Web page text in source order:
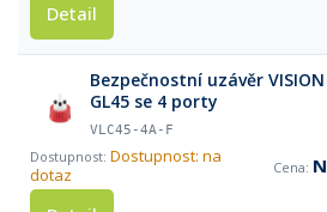
Detail
Bezpečnostní uzávěr
GL45 se 4 porty
VLC45-4A-F
Dostupnost: na
dotaz